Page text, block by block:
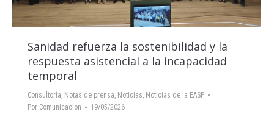
Sanidad refuerza la sostenibilidad y la
respuesta asistencial a la incapacidad
temporal
Consultoría, Notas de prensa, Noticias, Noticias de la EASP
Por Comunicacion 19/05/2026